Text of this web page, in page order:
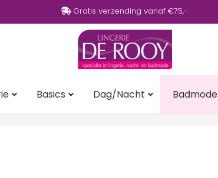
Gratis verzending vanaf €75,-
Basics Dag/Nacht Badmode